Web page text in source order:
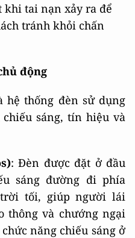
khi tai nạn xảy ra để
tránh khỏi chấn
động
hệ thống đèn sử dụng
sáng, tín hiệu và
: Đèn được đặt ở đầu
sáng đường đi phía
tối, giúp người lái
thông và chướng ngại
năng chiếu sáng ở